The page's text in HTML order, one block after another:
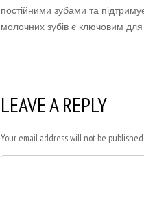
постійними зубами та
молочних зубів є ключовим
LEAVE A REPLY
Your email address will not be published.